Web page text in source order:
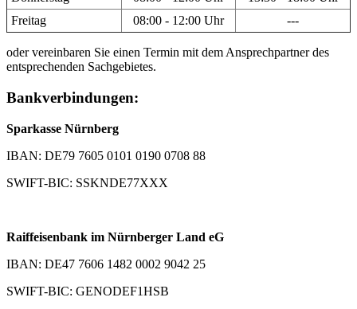
Freitag
08:00 - 12:00 Uhr ---
oder vereinbaren Sie einen Termin mit dem Ansprechpartner des
entsprechenden Sachgebietes.
Bankverbindungen:
Sparkasse Nürnberg
IBAN: DE79 7605 0101 0190 0708 88
SWIFT-BIC: SSKNDE77XXX
Raiffeisenbank im Nürnberger Land eG
IBAN: DE47 7606 1482 0002 9042 25
SWIFT-BIC: GENODEF1HSB